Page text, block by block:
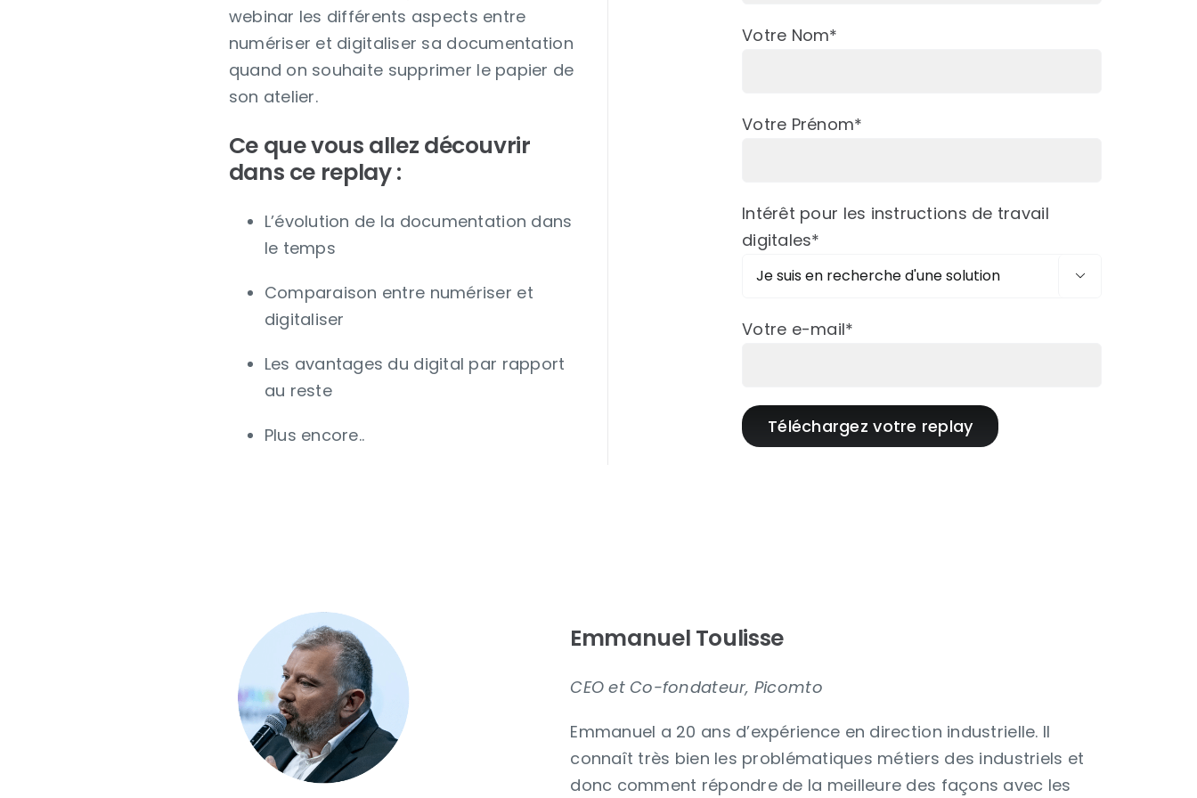
webinar les différents aspects entre
numériser et digitaliser sa documentation
quand on souhaite supprimer le papier de
son atelier.
Ce que vous allez découvrir
dans ce replay :
L’évolution de la documentation dans
le temps
Comparaison entre numériser et
digitaliser
Les avantages du digital par rapport
au reste
Plus encore..
Votre Nom*
Votre Prénom*
Intérêt pour les instructions de travail
digitales*

Votre e-mail*
Emmanuel Toulisse
CEO et Co-fondateur, Picomto
Emmanuel a 20 ans d’expérience en direction industrielle. Il
connaît très bien les problématiques métiers des industriels et
donc comment répondre de la meilleure des façons avec les